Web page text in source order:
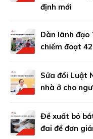
định mới
Dàn lãnh đạo
chiếm đoạt
Sửa đổi Luật
nhà ở cho
Đề xuất bỏ
đai để đơn